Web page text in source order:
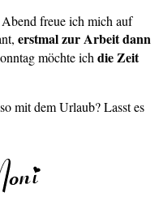
Abend freue ich mich auf
erstmal zur Arbeit dann
möchte ich die Zeit
mit dem Urlaub? Lasst es